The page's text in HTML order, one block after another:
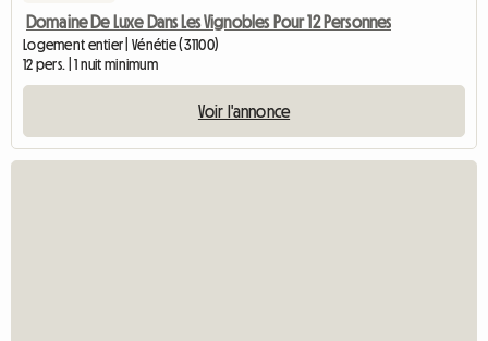
Domaine De Luxe Dans Les Vignobles Pour 12 Personnes
Logement entier | Vénétie (31100)
12 pers. | 1 nuit minimum
Voir l'annonce